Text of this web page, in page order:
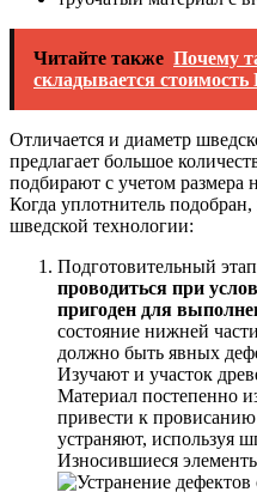
Читайте также Почему
складывается
Отличается и диаметр
предлагает большое
подбирают с учетом размера
Когда уплотнитель
шведской технологии:
Подготовительный
проводиться при
пригоден для
состояние нижней
должно быть явных
Изучают и участок
Материал постепенно
привести к
устраняют, используя
Износившиеся